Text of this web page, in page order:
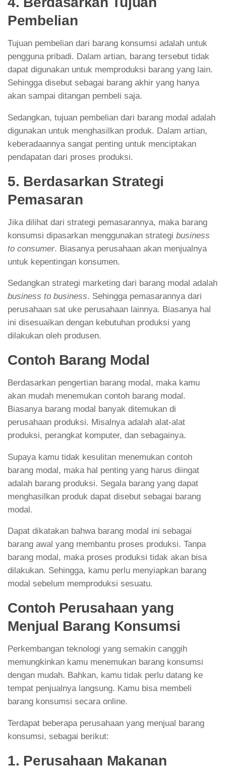
Pembelian
Tujuan pembelian dari barang konsumsi adalah untuk
pengguna pribadi. Dalam artian, barang tersebut tidak
dapat digunakan untuk memproduksi barang yang lain.
Sehingga disebut sebagai barang akhir yang hanya
akan sampai ditangan pembeli saja.
Sedangkan, tujuan pembelian dari barang modal adalah
digunakan untuk menghasilkan produk. Dalam artian,
keberadaannya sangat penting untuk menciptakan
pendapatan dari proses produksi.
5. Berdasarkan Strategi
Pemasaran
Jika dilihat dari strategi pemasarannya, maka barang
konsumsi dipasarkan menggunakan strategi business
to consumer. Biasanya perusahaan akan menjualnya
untuk kepentingan konsumen.
Sedangkan strategi marketing dari barang modal adalah
business to business. Sehingga pemasarannya dari
perusahaan sat uke perusahaan lainnya. Biasanya hal
ini disesuaikan dengan kebutuhan produksi yang
dilakukan oleh produsen.
Contoh Barang Modal
Berdasarkan pengertian barang modal, maka kamu
akan mudah menemukan contoh barang modal.
Biasanya barang modal banyak ditemukan di
perusahaan produksi. Misalnya adalah alat-alat
produksi, perangkat komputer, dan sebagainya.
Supaya kamu tidak kesulitan menemukan contoh
barang modal, maka hal penting yang harus diingat
adalah barang produksi. Segala barang yang dapat
menghasilkan produk dapat disebut sebagai barang
modal.
Dapat dikatakan bahwa barang modal ini sebagai
barang awal yang membantu proses produksi. Tanpa
barang modal, maka proses produksi tidak akan bisa
dilakukan. Sehingga, kamu perlu menyiapkan barang
modal sebelum memproduksi sesuatu.
Contoh Perusahaan yang
Menjual Barang Konsumsi
Perkembangan teknologi yang semakin canggih
memungkinkan kamu menemukan barang konsumsi
dengan mudah. Bahkan, kamu tidak perlu datang ke
tempat penjualnya langsung. Kamu bisa membeli
barang konsumsi secara online.
Terdapat beberapa perusahaan yang menjual barang
konsumsi, sebagai berikut:
1. Perusahaan Makanan